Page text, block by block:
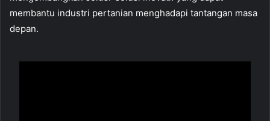
membantu industri pertanian menghadapi tantangan masa
depan.